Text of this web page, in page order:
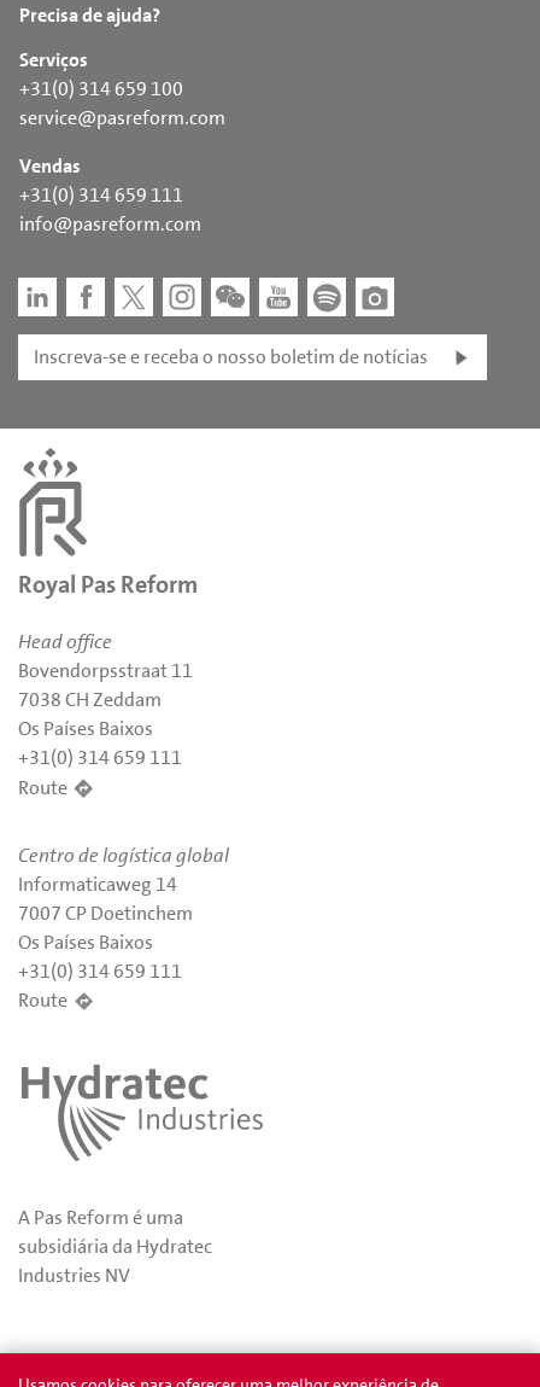
Precisa de ajuda?
Serviços
+31(0) 314 659 100
service@pasreform.com
Vendas
+31(0) 314 659 111
info@pasreform.com
Inscreva-se e receba o nosso boletim de notícias
Royal Pas Reform
Head office
Bovendorpsstraat 11
7038 CH Zeddam
Os Países Baixos
+31(0) 314 659 111
Route
Centro de logística global
Informaticaweg 14
7007 CP Doetinchem
Os Países Baixos
+31(0) 314 659 111
Route
A Pas Reform é uma
subsidiária da Hydratec
Industries NV